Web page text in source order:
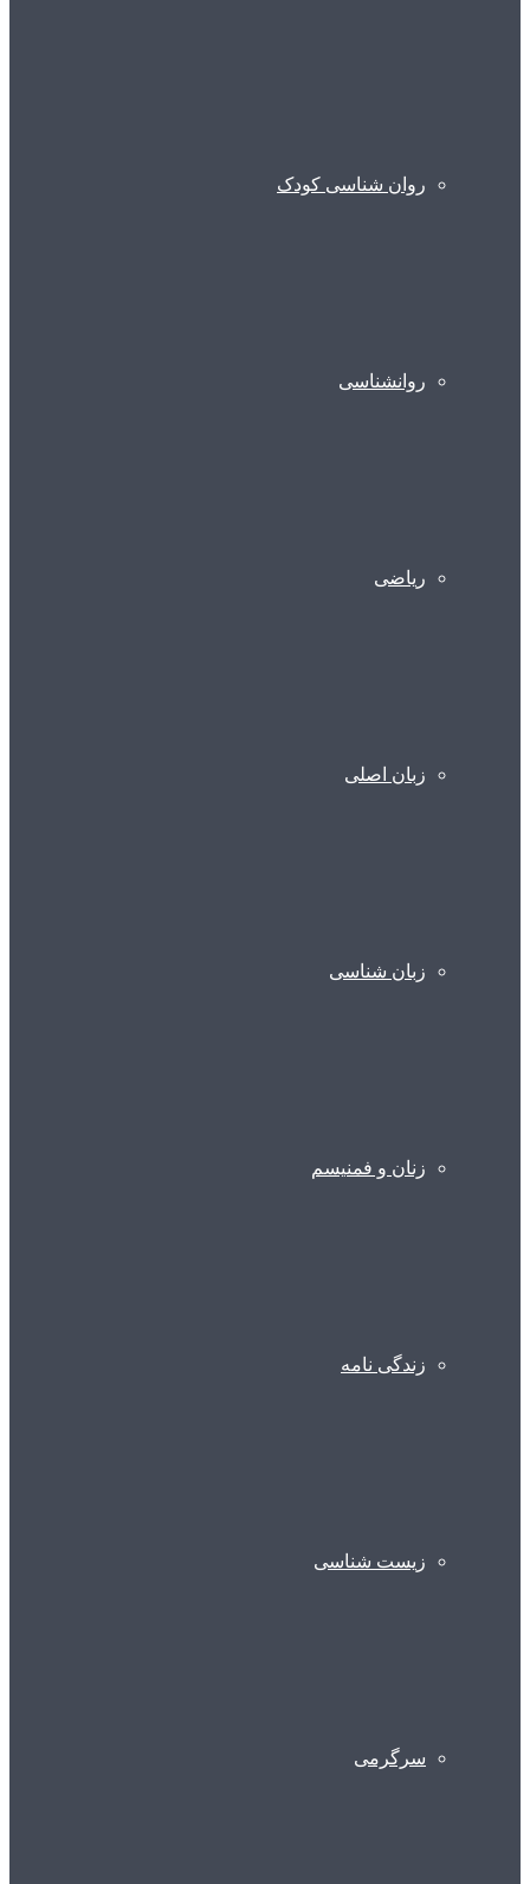
روان شناسی کودک
روانشناسی
ریاضی
زبان اصلی
زبان شناسی
زنان و فمنیسم
زندگی نامه
زیست شناسی
سرگرمی